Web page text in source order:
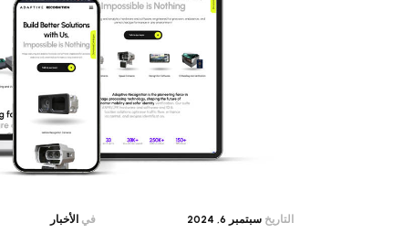
التاريخ سبتمبر 6, 2024 في الأخبار